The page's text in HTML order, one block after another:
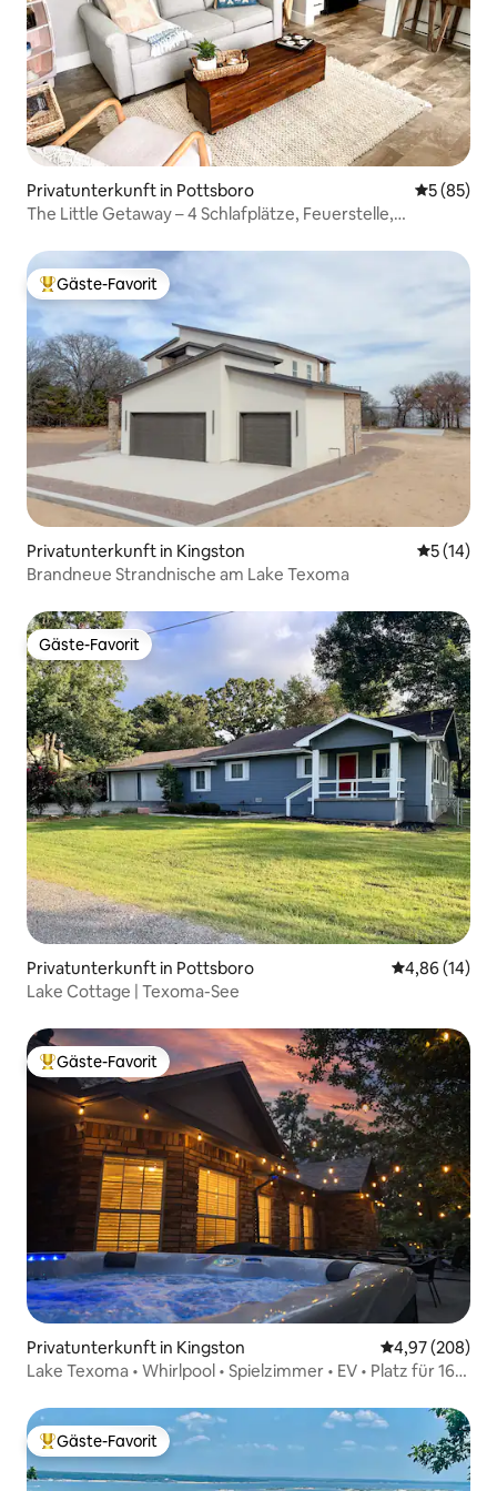
Privatunterkunft in Pottsboro
5 (85)
The Little Getaway – 4 Schlafplätze, Feuerstelle,
Beliebter Gäste-Favorit.
Gäste-Favorit
Privatunterkunft in Kingston
5 (14)
Brandneue Strandnische am Lake Texoma
Gäste-Favorit
Gäste-Favorit
Privatunterkunft in Pottsboro
4,86 (14)
Lake Cottage | Texoma-See
Beliebter Gäste-Favorit.
Gäste-Favorit
Privatunterkunft in Kingston
4,97 (208)
Lake Texoma • Whirlpool • Spielzimmer • EV • Platz für 16
Beliebter Gäste-Favorit.
Gäste-Favorit